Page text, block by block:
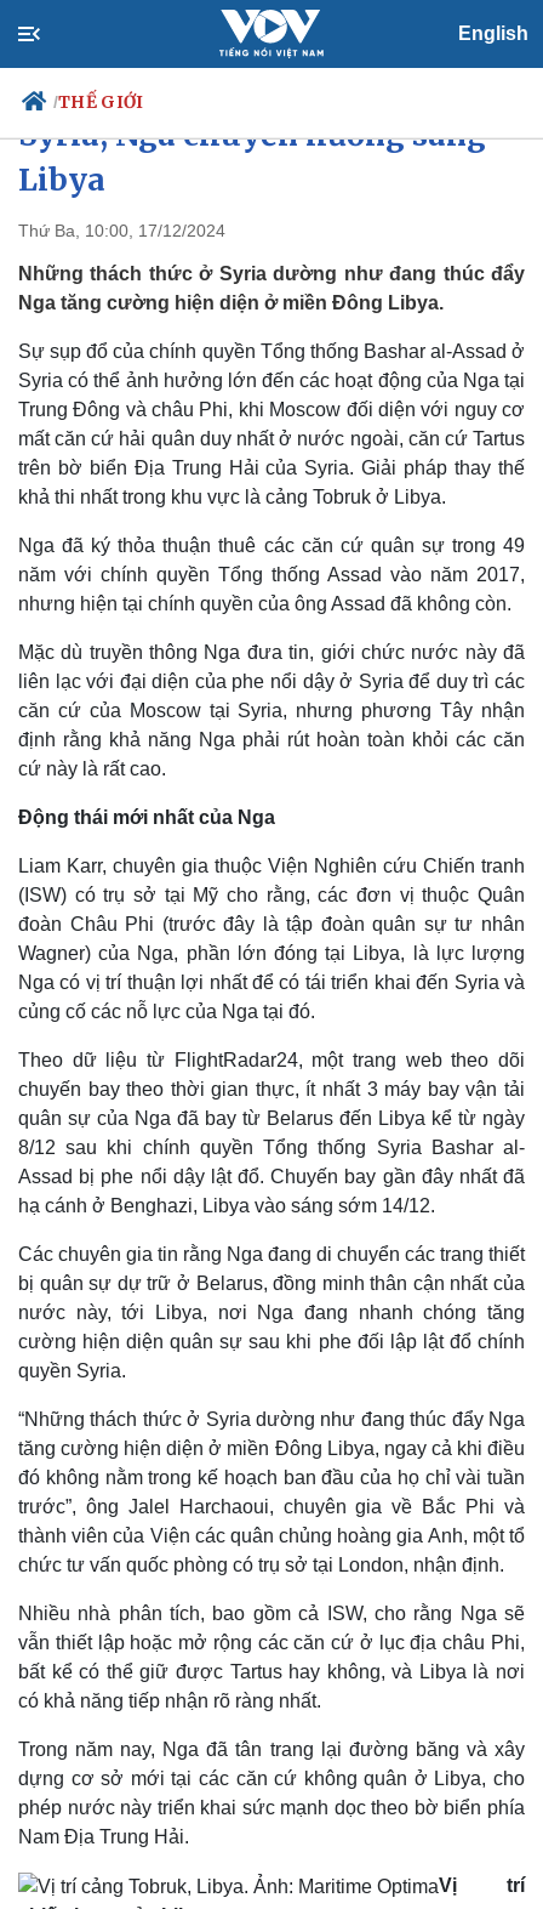
English
/THẾ GIỚI
Chính trị
Đảng
Tổ chức nhân sự
Quốc hội
Tin 24h
Dự báo thời tiết
Giáo dục
Việc làm
Biển đảo
Thế giới
Quan sát
Hồ sơ
Multimedia
Video
E-Magazine
Infographic
Kinh tế
Bất động sản
Thị trường
Giá vàng
Tỷ giá
Chứng khoán
Giá cà phê
Nguy cơ mất căn cứ hải quân ở
Syria, Nga chuyển hướng sang
Libya
Thứ Ba, 10:00, 17/12/2024
Những thách thức ở Syria dường như đang thúc đẩy
Nga tăng cường hiện diện ở miền Đông Libya.
Sự sụp đổ của chính quyền Tổng thống Bashar al-Assad ở
Syria có thể ảnh hưởng lớn đến các hoạt động của Nga tại
Trung Đông và châu Phi, khi Moscow đối diện với nguy cơ
mất căn cứ hải quân duy nhất ở nước ngoài, căn cứ Tartus
trên bờ biển Địa Trung Hải của Syria. Giải pháp thay thế
khả thi nhất trong khu vực là cảng Tobruk ở Libya.
Nga đã ký thỏa thuận thuê các căn cứ quân sự trong 49
năm với chính quyền Tổng thống Assad vào năm 2017,
nhưng hiện tại chính quyền của ông Assad đã không còn.
Mặc dù truyền thông Nga đưa tin, giới chức nước này đã
liên lạc với đại diện của phe nổi dậy ở Syria để duy trì các
căn cứ của Moscow tại Syria, nhưng phương Tây nhận
định rằng khả năng Nga phải rút hoàn toàn khỏi các căn
cứ này là rất cao.
Động thái mới nhất của Nga
Liam Karr, chuyên gia thuộc Viện Nghiên cứu Chiến tranh
(ISW) có trụ sở tại Mỹ cho rằng, các đơn vị thuộc Quân
đoàn Châu Phi (trước đây là tập đoàn quân sự tư nhân
Wagner) của Nga, phần lớn đóng tại Libya, là lực lượng
Nga có vị trí thuận lợi nhất để có tái triển khai đến Syria và
củng cố các nỗ lực của Nga tại đó.
Theo dữ liệu từ FlightRadar24, một trang web theo dõi
chuyến bay theo thời gian thực, ít nhất 3 máy bay vận tải
quân sự của Nga đã bay từ Belarus đến Libya kể từ ngày
8/12 sau khi chính quyền Tổng thống Syria Bashar al-
Assad bị phe nổi dậy lật đổ. Chuyến bay gần đây nhất đã
hạ cánh ở Benghazi, Libya vào sáng sớm 14/12.
Các chuyên gia tin rằng Nga đang di chuyển các trang thiết
bị quân sự dự trữ ở Belarus, đồng minh thân cận nhất của
nước này, tới Libya, nơi Nga đang nhanh chóng tăng
cường hiện diện quân sự sau khi phe đối lập lật đổ chính
quyền Syria.
“Những thách thức ở Syria dường như đang thúc đẩy Nga
tăng cường hiện diện ở miền Đông Libya, ngay cả khi điều
đó không nằm trong kế hoạch ban đầu của họ chỉ vài tuần
trước”, ông Jalel Harchaoui, chuyên gia về Bắc Phi và
thành viên của Viện các quân chủng hoàng gia Anh, một tổ
chức tư vấn quốc phòng có trụ sở tại London, nhận định.
Nhiều nhà phân tích, bao gồm cả ISW, cho rằng Nga sẽ
vẫn thiết lập hoặc mở rộng các căn cứ ở lục địa châu Phi,
bất kể có thể giữ được Tartus hay không, và Libya là nơi
có khả năng tiếp nhận rõ ràng nhất.
Trong năm nay, Nga đã tân trang lại đường băng và xây
dựng cơ sở mới tại các căn cứ không quân ở Libya, cho
phép nước này triển khai sức mạnh dọc theo bờ biển phía
Nam Địa Trung Hải.
Vị trí